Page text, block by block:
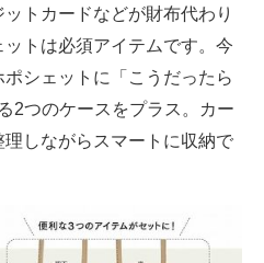
トカードなどが財布代わり
トは必須アイテムです。今
シェットに「こうだったら
つのケースをプラス。カー
理しながらスマートに収納で